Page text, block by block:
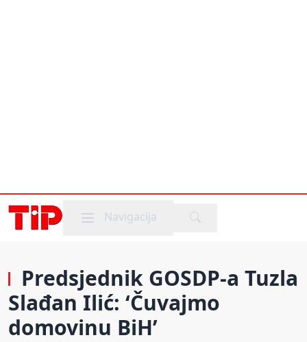
Mobile menu
Navigacija
Predsjednik GOSDP-a Tuzla
Slađan Ilić: ‘Čuvajmo
domovinu BiH’